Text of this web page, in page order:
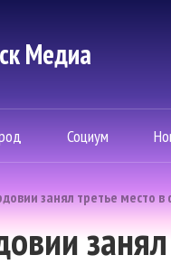
Mедиа
Социум
занял третье место в
занял